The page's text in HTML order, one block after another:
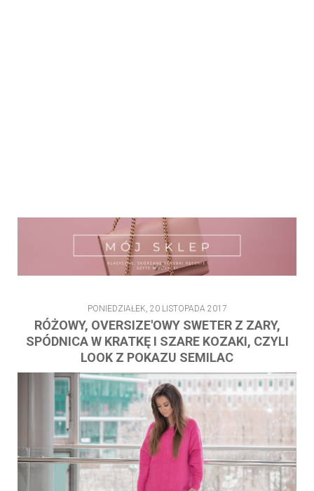
PONIEDZIAŁEK, 20 LISTOPADA 2017
RÓŻOWY, OVERSIZE'OWY SWETER Z ZARY,
SPÓDNICA W KRATKĘ I SZARE KOZAKI, CZYLI
LOOK Z POKAZU SEMILAC